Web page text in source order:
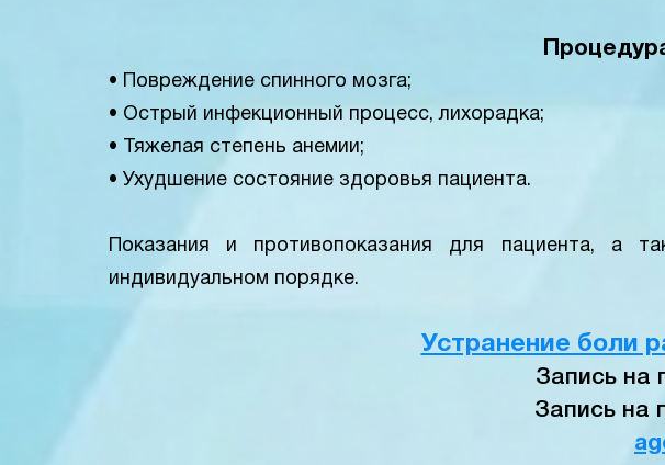
• Повреждение спинного мозга;
• Острый инфекционный процесс, лихорадка;
• Тяжелая степень анемии;
• Ухудшение состояние здоровья пациента.
Показания и противопоказания для пациента, а
индивидуальном порядке.
Устранение боли
Запись на
Запись на